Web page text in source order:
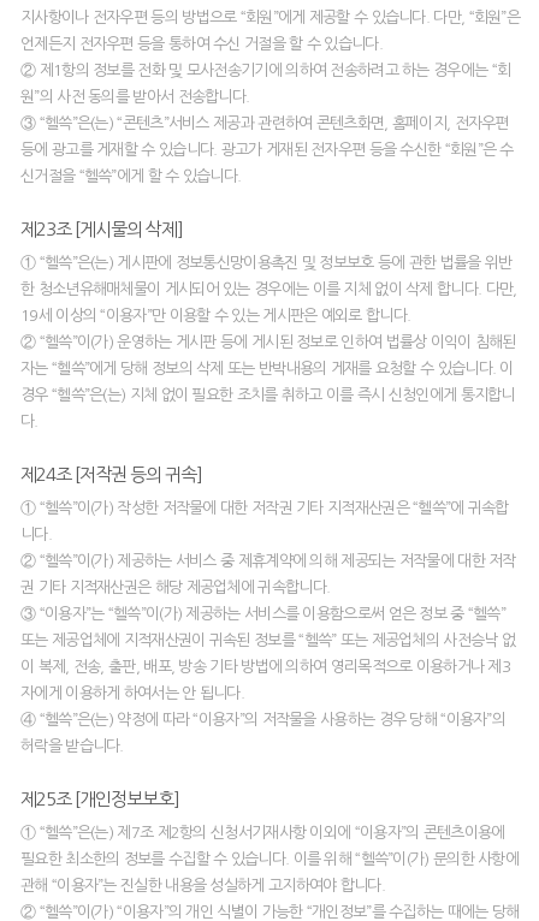
지사항이나 전자우편 등의 방법으로 “회원”에게 제공할 수 있습니다. 다만, “회원”은
언제든지 전자우편 등을 통하여 수신 거절을 할 수 있습니다.
② 제1항의 정보를 전화 및 모사전송기기에 의하여 전송하려고 하는 경우에는 “회
원”의 사전 동의를 받아서 전송합니다.
③ “헬쓱”은(는) “콘텐츠”서비스 제공과 관련하여 콘텐츠화면, 홈페이지, 전자우편
등에 광고를 게재할 수 있습니다. 광고가 게재된 전자우편 등을 수신한 “회원”은 수
신거절을 “헬쓱”에게 할 수 있습니다.
제23조 [게시물의 삭제]
① “헬쓱”은(는) 게시판에 정보통신망이용촉진 및 정보보호 등에 관한 법률을 위반
한 청소년유해매체물이 게시되어 있는 경우에는 이를 지체 없이 삭제 합니다. 다만,
19세 이상의 “이용자”만 이용할 수 있는 게시판은 예외로 합니다.
② “헬쓱”이(가) 운영하는 게시판 등에 게시된 정보로 인하여 법률상 이익이 침해된
자는 “헬쓱”에게 당해 정보의 삭제 또는 반박내용의 게재를 요청할 수 있습니다. 이
경우 “헬쓱”은(는) 지체 없이 필요한 조치를 취하고 이를 즉시 신청인에게 통지합니
다.
제24조 [저작권 등의 귀속]
① “헬쓱”이(가) 작성한 저작물에 대한 저작권 기타 지적재산권은 “헬쓱”에 귀속합
니다.
② “헬쓱”이(가) 제공하는 서비스 중 제휴계약에 의해 제공되는 저작물에 대한 저작
권 기타 지적재산권은 해당 제공업체에 귀속합니다.
③ “이용자”는 “헬쓱”이(가) 제공하는 서비스를 이용함으로써 얻은 정보 중 “헬쓱”
또는 제공업체에 지적재산권이 귀속된 정보를 “헬쓱” 또는 제공업체의 사전승낙 없
이 복제, 전송, 출판, 배포, 방송 기타 방법에 의하여 영리목적으로 이용하거나 제3
자에게 이용하게 하여서는 안 됩니다.
④ “헬쓱”은(는) 약정에 따라 “이용자”의 저작물을 사용하는 경우 당해 “이용자”의
허락을 받습니다.
제25조 [개인정보보호]
① “헬쓱”은(는) 제7조 제2항의 신청서기재사항 이외에 “이용자”의 콘텐츠이용에
필요한 최소한의 정보를 수집할 수 있습니다. 이를 위해 “헬쓱”이(가) 문의한 사항에
관해 “이용자”는 진실한 내용을 성실하게 고지하여야 합니다.
② “헬쓱”이(가) “이용자”의 개인 식별이 가능한 “개인정보”를 수집하는 때에는 당해